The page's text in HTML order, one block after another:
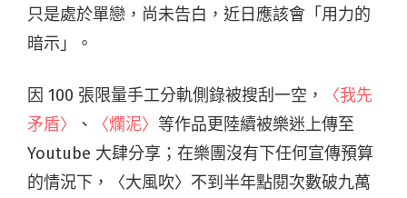
只是處於單戀，尚未告白，近日應該會「用力的
暗示」。
因 100 張限量手工分軌側錄被搜刮一空，
〈我先
矛盾〉
、 〈爛泥〉 等作品更陸續被樂迷上傳至
Youtube 大肆分享；在樂團沒有下任何宣傳預算
的情況下，〈大風吹〉不到半年點閱次數破九萬